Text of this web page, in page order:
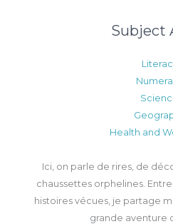
Subject
Health and
Ici, on parle de rires, de
chaussettes orphelines.
histoires vécues, je partage
grande aventure